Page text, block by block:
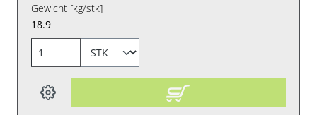
Gewicht [kg/stk]
18.9